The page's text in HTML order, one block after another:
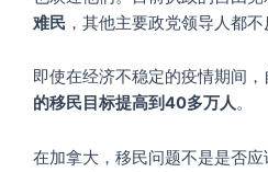
难民 ，其他主要政党领导人都不
即使在经济不稳定的疫情期间
的移民目标提高到40多万人。
在加拿大，移民问题不是是否